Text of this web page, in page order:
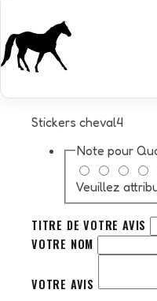
Stickers cheval4
Note pour
Veuillez
TITRE DE VOTRE AVIS
VOTRE NOM
VOTRE AVIS